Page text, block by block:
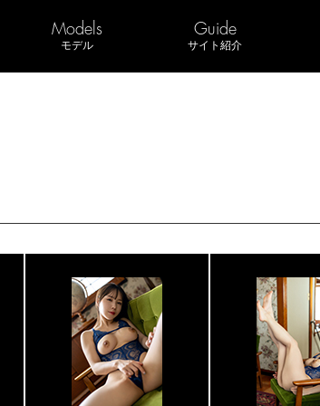
Models
モデル
Guide
サイト紹介